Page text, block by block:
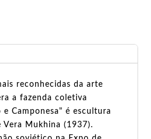
reconhecidas da arte
a fazenda coletiva
Camponesa" é escultura
Vera Mukhina (1937).